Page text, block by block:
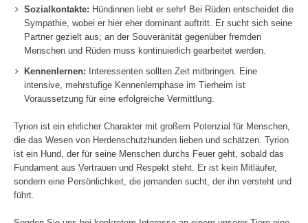
Sozialkontakte: Hündinnen liebt er sehr! Bei Rüden entscheidet die
Sympathie, wobei er hier eher dominant auftritt. Er sucht sich seine
Partner gezielt aus; an der Souveränität gegenüber fremden
Menschen und Rüden muss kontinuierlich gearbeitet werden.
Kennenlernen: Interessenten sollten Zeit mitbringen. Eine
intensive, mehrstufige Kennenlernphase im Tierheim ist
Voraussetzung für eine erfolgreiche Vermittlung.
Tyrion ist ein ehrlicher Charakter mit großem Potenzial für Menschen,
die das Wesen von Herdenschutzhunden lieben und schätzen. Tyrion
ist ein Hund, der für seine Menschen durchs Feuer geht, sobald das
Fundament aus Vertrauen und Respekt steht. Er ist kein Mitläufer,
sondern eine Persönlichkeit, die jemanden sucht, der ihn versteht und
führt.